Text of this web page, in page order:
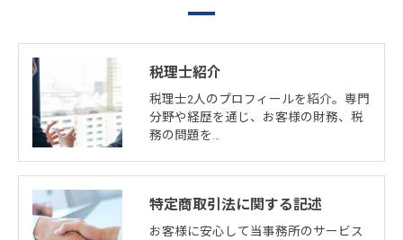
税理士紹介
税理士2人のプロフィールを紹介。専門
分野や経歴を通じ、お客様の財務、税
務の問題を…
特定商取引法に関する記述
お客様に安心して当事務所のサービス